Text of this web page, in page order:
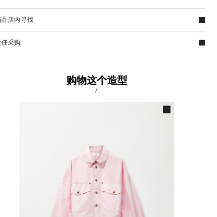
品店内寻找
采购
购物这个造型
/